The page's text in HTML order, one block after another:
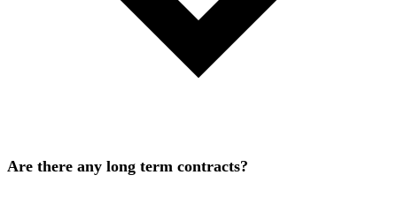
Are there any long term contracts?